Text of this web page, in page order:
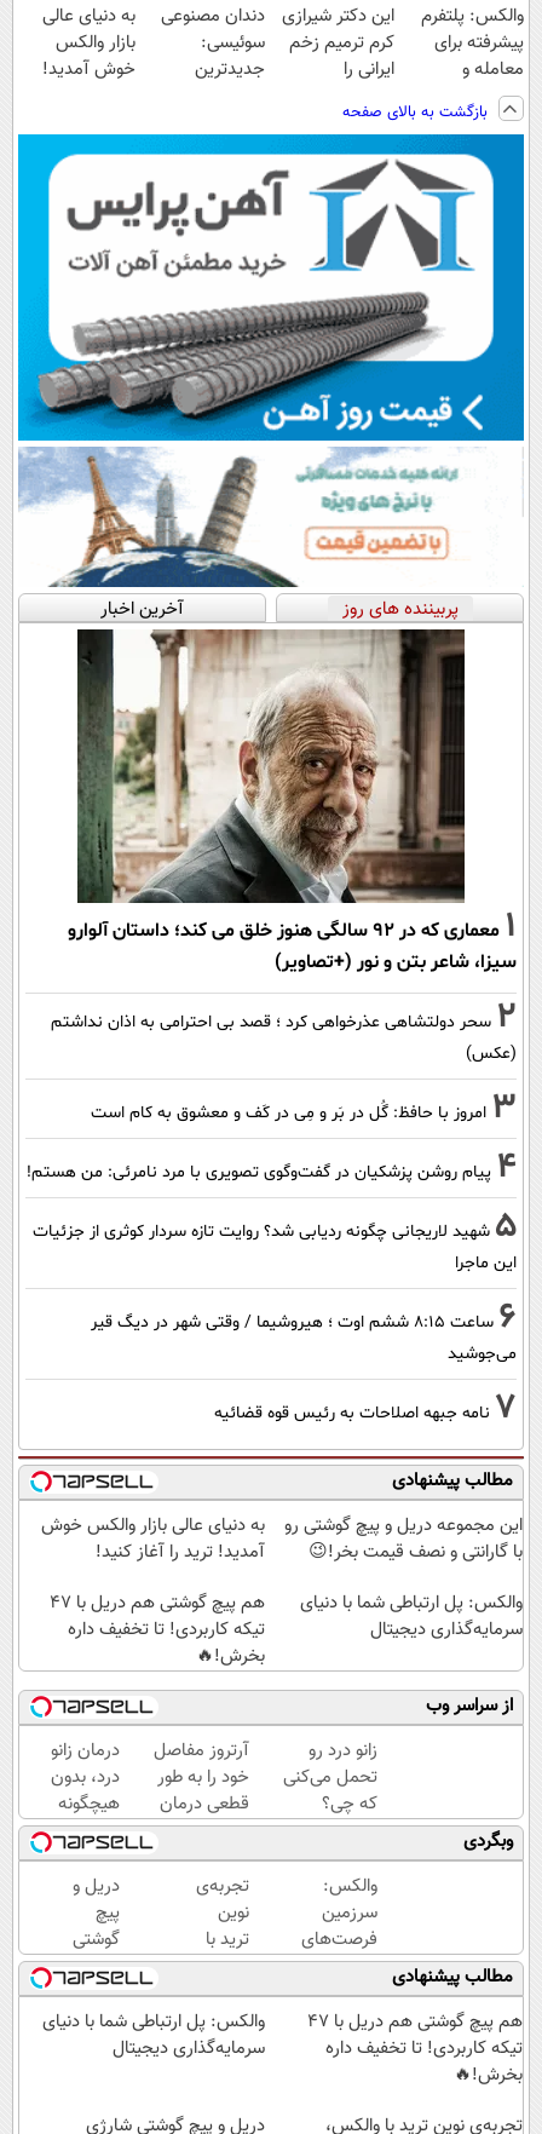
والکس: پلتفرم
پیشرفته برای
معامله و
سرمایه‌گذاری
ایمن
این دکتر شیرازی
کرم ترمیم زخم
ایرانی را
دندان مصنوعی
سوئیسی:
جدیدترین
پرداخت قسطی
به دنیای عالی
بازار والکس
خوش آمدید!
بازگشت به بالای صفحه
پربیننده های روز آخرین اخبار
1
معماری که در 92 سالگی هنوز خلق می کند؛ داستان آلوارو
سیزا، شاعر بتن و نور (+تصاویر)
2 سحر دولتشاهی عذرخواهی کرد ؛ قصد بی احترامی به اذان نداشتم
(عکس)
3 امروز با حافظ: گُل در بَر و مِی در کَف و معشوق به کام است
4 پیام روشن پزشکیان در گفت‌و‌گوی تصویری با مرد نامرئی: من هستم!
5 شهید لاریجانی چگونه ردیابی شد؟ روایت تازه سردار کوثری از جزئیات
این ماجرا
6
ساعت ۸:۱۵ ششم اوت ؛ هیروشیما / وقتی شهر در دیگ قیر
می‌جوشید
7 نامه جبهه اصلاحات به رئیس قوه قضائیه
مطالب پیشنهادی
این مجموعه دریل و پیچ گوشتی رو
با گارانتی و نصف قیمت بخر!😉
به دنیای عالی بازار والکس خوش
آمدید! ترید را آغاز کنید!
والکس: پل ارتباطی شما با دنیای
سرمایه‌گذاری دیجیتال
هم پیچ گوشتی هم دریل با 47
تیکه کاربردی! تا تخفیف داره
بخرش!🔥
از سراسر وب
زانو درد رو
تحمل می‌کنی
که چی؟
راه‌حلش
همین‌جاست!
آرتروز مفاصل
خود را به طور
قطعی درمان
کنید!
◗پرسش‌نامه◖
درمان زانو
درد، بدون
هیچگونه
عوارض در
منزل
(◂پرسش‌نامه)
وبگردی
والکس:
سرزمین
فرصت‌های
سرمایه‌گذاری
دیجیتال شما
تجربه‌ی
نوین
ترید با
والکس،
آینده‌ای
روشن
در
دریل و
پیچ
گوشتی
شارژی
فوق‌قدرت
با کنترل
سرعت ⚡
مطالب پیشنهادی
هم پیچ گوشتی هم دریل با 47
تیکه کاربردی! تا تخفیف داره
بخرش!🔥
والکس: پل ارتباطی شما با دنیای
سرمایه‌گذاری دیجیتال
تجربه‌ی نوین ترید با والکس، دریل و پیچ گوشتی شارژی